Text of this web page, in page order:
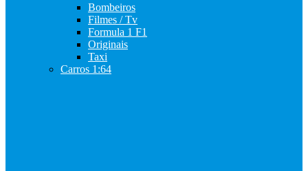
Bombeiros
Filmes / Tv
Formula 1 F1
Originais
Taxi
Carros 1:64